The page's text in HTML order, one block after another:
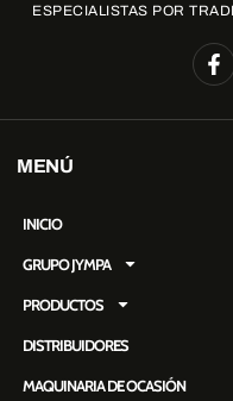
ESPECIALISTAS POR
MENÚ
INICIO
GRUPO JYMPA
PRODUCTOS
DISTRIBUIDORES
MAQUINARIA DE OCASIÓN